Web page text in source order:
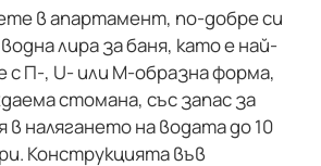
в апартамент, по-добре си
лира за баня, като е най-
с П-, U- или М-образна форма,
стомана, със запас за
в налягането на водата до 10
Конструкцията във